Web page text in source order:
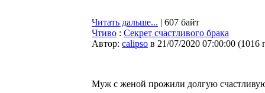
Читать дальше... | 607 байт
Чтиво : Секрет счастливого брака
Автор: calipso в 21/07/2020 07:00:00 (1016
Муж с женой прожили долгую